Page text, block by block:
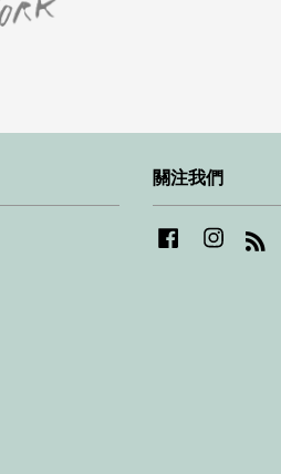
關注我們
Facebook Instagram